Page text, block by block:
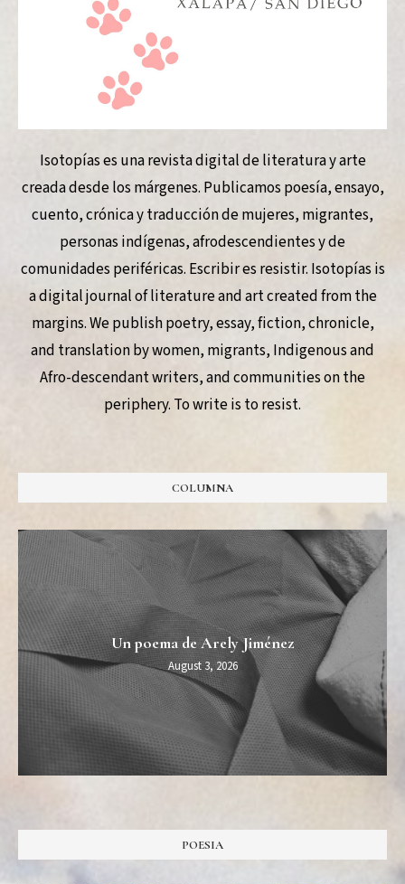
Isotopías es una revista digital de literatura y arte
creada desde los márgenes. Publicamos poesía, ensayo,
cuento, crónica y traducción de mujeres, migrantes,
personas indígenas, afrodescendientes y de
comunidades periféricas. Escribir es resistir. Isotopías is
a digital journal of literature and art created from the
margins. We publish poetry, essay, fiction, chronicle,
and translation by women, migrants, Indigenous and
Afro-descendant writers, and communities on the
periphery. To write is to resist.
COLUMNA
Un poema de Arely Jiménez
August 3, 2026
POESIA